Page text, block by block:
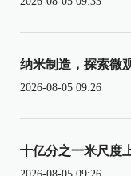
纳米制造，探索微
2026-08-05 09:26
十亿分之一米尺度